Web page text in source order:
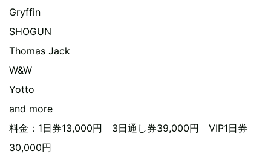
Gryffin
SHOGUN
Thomas Jack
W&W
Yotto
and more
料金：1日券13,000円 3日通し券39,000円 VIP1日券
30,000円